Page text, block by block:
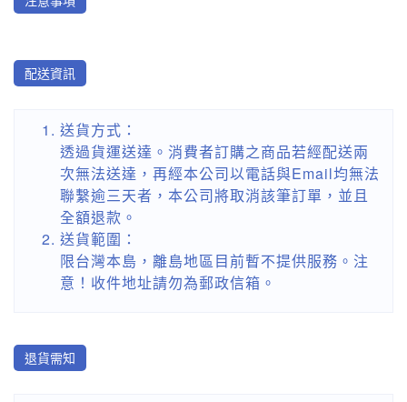
配送資訊
送貨方式：
透過貨運送達。消費者訂購之商品若經配送兩
次無法送達，再經本公司以電話與Email均無法
聯繫逾三天者，本公司將取消該筆訂單，並且
全額退款。
送貨範圍：
限台灣本島，離島地區目前暫不提供服務。注
意！收件地址請勿為郵政信箱。
退貨需知